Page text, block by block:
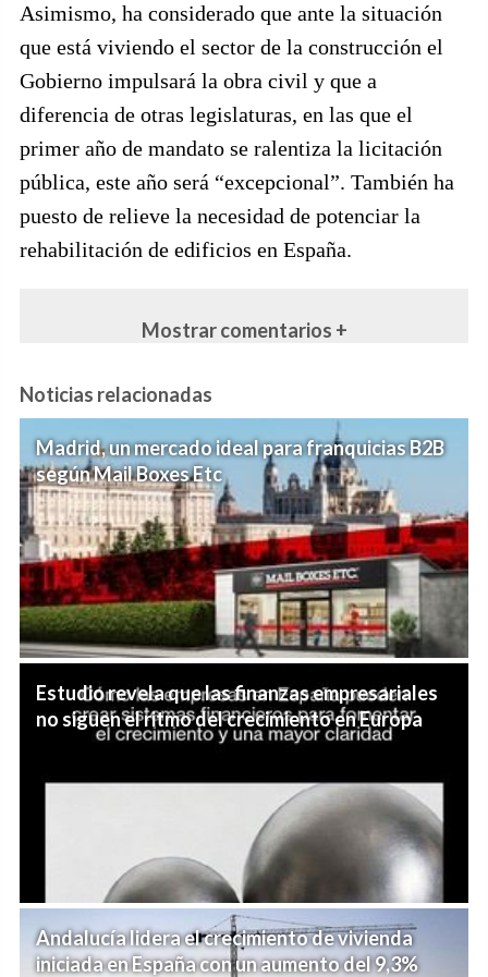
Asimismo, ha considerado que ante la situación
que está viviendo el sector de la construcción el
Gobierno impulsará la obra civil y que a
diferencia de otras legislaturas, en las que el
primer año de mandato se ralentiza la licitación
pública, este año será “excepcional”. También ha
puesto de relieve la necesidad de potenciar la
rehabilitación de edificios en España.
Mostrar comentarios +
Noticias relacionadas
Madrid, un mercado ideal para franquicias B2B
según Mail Boxes Etc
Estudio revela que las finanzas empresariales
no siguen el ritmo del crecimiento en Europa
Andalucía lidera el crecimiento de vivienda
iniciada en España con un aumento del 9,3%